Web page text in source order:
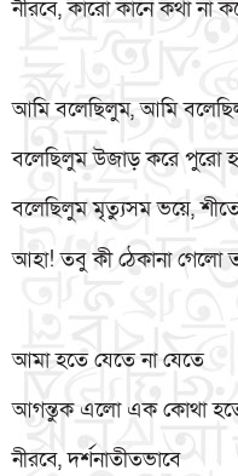
নীরবে, কারো কানে কথা না
আমি বলেছিলুম, আমি
বলেছিলুম উজাড় করে পুরো
বলেছিলুম মৃত্যুসম ভয়ে,
আহা! তবু কী ঠেকানা গেলো
আমা হতে যেতে না যেতে
আগন্তুক এলো এক কোথা
নীরবে, দর্শনাতীতভাবে